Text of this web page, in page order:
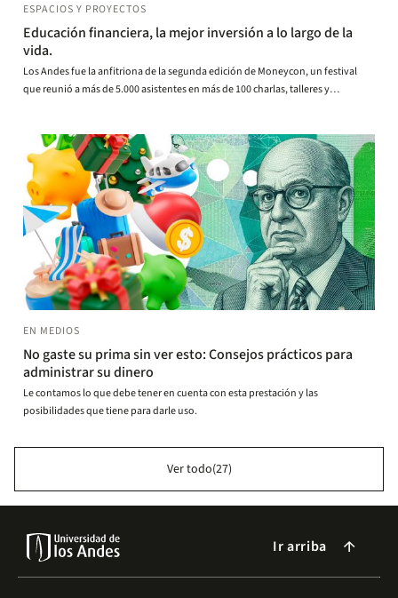
ESPACIOS Y PROYECTOS
Educación financiera, la mejor inversión a lo largo de la
vida.
Los Andes fue la anfitriona de la segunda edición de Moneycon, un festival
que reunió a más de 5.000 asistentes en más de 100 charlas, talleres y
EN MEDIOS
No gaste su prima sin ver esto: Consejos prácticos para
administrar su dinero
Le contamos lo que debe tener en cuenta con esta prestación y las
posibilidades que tiene para darle uso.
Ver todo(27)
Ir arriba arrow_forward